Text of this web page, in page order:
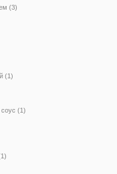
(3)
(1)
(1)